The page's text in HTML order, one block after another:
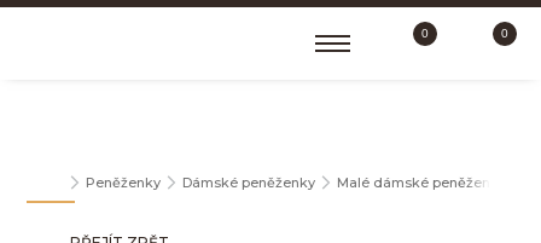
0 0
MALÉ DÁMSKÉ PENĚŽENKY
Peněženky Dámské peněženky Malé dámské peněženky